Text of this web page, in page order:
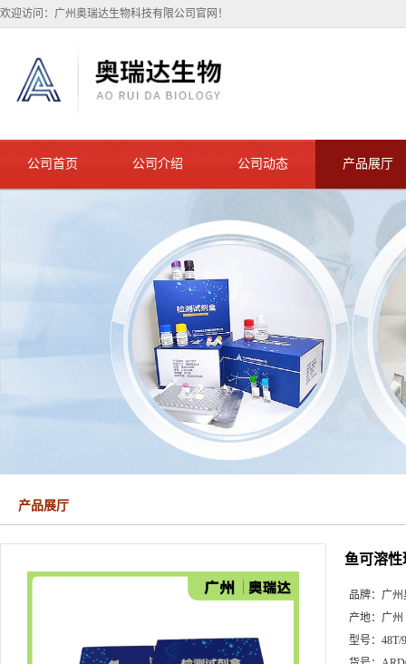
欢迎访问：广州奥瑞达生物科技有限公司官网！
公司首页 公司介绍 公司动态 产品展厅
产品展厅
鱼可溶
品牌： 广州
产地： 广州
型号： 48T/